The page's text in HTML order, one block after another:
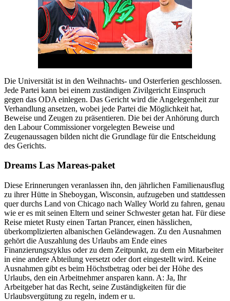
Die Universität ist in den Weihnachts- und Osterferien geschlossen.
Jede Partei kann bei einem zuständigen Zivilgericht Einspruch
gegen das ODA einlegen. Das Gericht wird die Angelegenheit zur
Verhandlung ansetzen, wobei jede Partei die Möglichkeit hat,
Beweise und Zeugen zu präsentieren. Die bei der Anhörung durch
den Labour Commissioner vorgelegten Beweise und
Zeugenaussagen bilden nicht die Grundlage für die Entscheidung
des Gerichts.
Dreams Las Mareas-paket
Diese Erinnerungen veranlassen ihn, den jährlichen Familienausflug
zu ihrer Hütte in Sheboygan, Wisconsin, aufzugeben und stattdessen
quer durchs Land von Chicago nach Walley World zu fahren, genau
wie er es mit seinen Eltern und seiner Schwester getan hat. Für diese
Reise mietet Rusty einen Tartan Prancer, einen hässlichen,
überkomplizierten albanischen Geländewagen. Zu den Ausnahmen
gehört die Auszahlung des Urlaubs am Ende eines
Finanzierungszyklus oder zu dem Zeitpunkt, zu dem ein Mitarbeiter
in eine andere Abteilung versetzt oder dort eingestellt wird. Keine
Ausnahmen gibt es beim Höchstbetrag oder bei der Höhe des
Urlaubs, den ein Arbeitnehmer ansparen kann. A: Ja, Ihr
Arbeitgeber hat das Recht, seine Zuständigkeiten für die
Urlaubsvergütung zu regeln, indem er u.